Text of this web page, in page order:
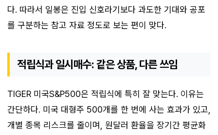
다. 따라서 일봉은 진입 신호라기보다 과도한 기대와 공포
를 구분하는 참고 자료 정도로 보는 편이 맞다.
적립식과 일시매수: 같은 상품, 다른 쓰임
TIGER 미국S&P500은 적립식에 특히 잘 맞는다. 이유는
간단하다. 미국 대형주 500개를 한 번에 사는 효과가 있고,
개별 종목 리스크를 줄이며, 원달러 환율을 장기간 평균화